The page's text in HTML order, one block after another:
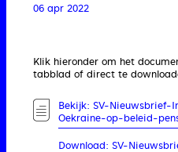
06 apr 2022
Klik hieronder om het
tabblad of direct te
Bekijk: SV-Nieuwsbrief-
Oekraine-op-beleid-
Download: SV-